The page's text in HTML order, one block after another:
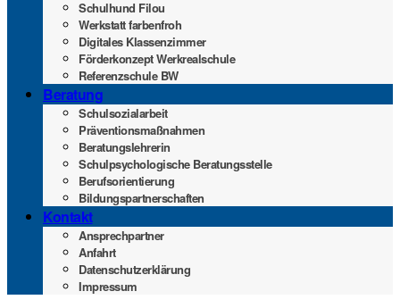
Schul­hund Filou
Werk­statt farbenfroh
Digi­ta­les Klassenzimmer
För­der­kon­zept Werkrealschule
Refe­renz­schu­le BW
Bera­tung
Schul­so­zi­al­ar­beit
Prä­ven­ti­ons­maß­nah­men
Bera­tungs­leh­re­rin
Schul­psy­cho­lo­gi­sche Beratungsstelle
Berufs­ori­en­tie­rung
Bil­dungs­part­ner­schaf­ten
Kon­takt
Ansprech­part­ner
Anfahrt
Daten­schutz­er­klä­rung
Impres­sum